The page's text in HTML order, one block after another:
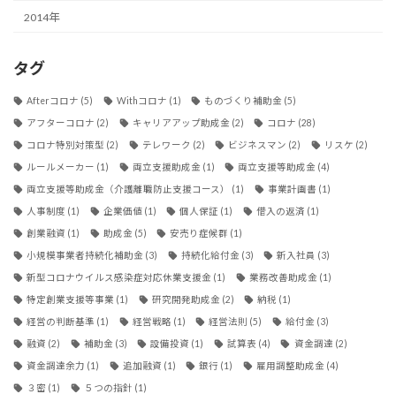
2014年
タグ
Afterコロナ (5) Withコロナ (1) ものづくり補助金 (5)
アフターコロナ (2) キャリアアップ助成金 (2) コロナ (28)
コロナ特別対策型 (2) テレワーク (2) ビジネスマン (2) リスケ (2)
ルールメーカー (1) 両立支援助成金 (1) 両立支援等助成金 (4)
両立支援等助成金（介護離職防止支援コース） (1) 事業計画書 (1)
人事制度 (1) 企業価値(1) 個人保証 (1) 借入の返済 (1)
創業融資 (1) 助成金 (5) 安売り症候群 (1)
小規模事業者持続化補助金 (3) 持続化給付金 (3) 新入社員 (3)
新型コロナウイルス感染症対応休業支援金 (1) 業務改善助成金 (1)
特定創業支援等事業 (1) 研究開発助成金 (2) 納税 (1)
経営の判断基準 (1) 経営戦略 (1) 経営法則 (5) 給付金 (3)
融資 (2) 補助金 (3) 設備投資 (1) 試算表 (4) 資金調達 (2)
資金調達余力 (1) 追加融資 (1) 銀行 (1) 雇用調整助成金 (4)
３密 (1) ５つの指針 (1)